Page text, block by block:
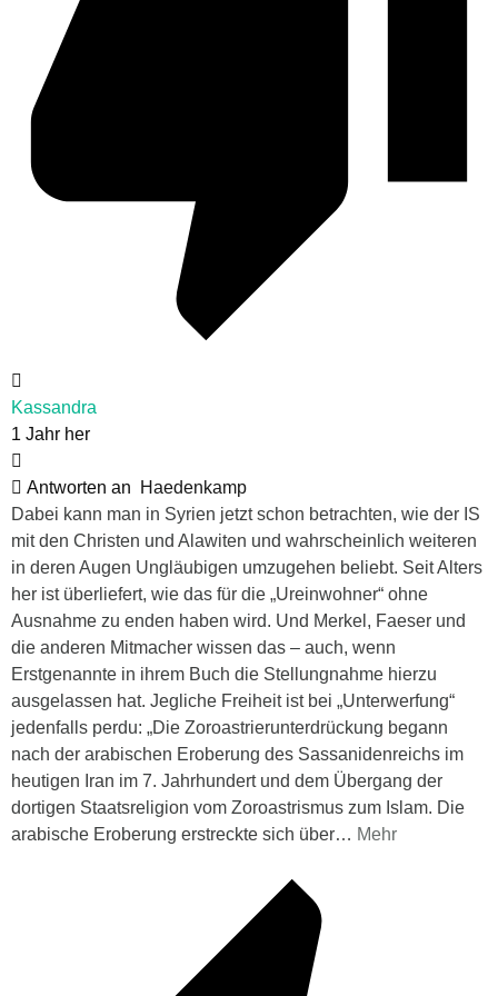
Kassandra
1 Jahr her
Antworten an
Haedenkamp
Dabei kann man in Syrien jetzt schon betrachten, wie der IS
mit den Christen und Alawiten und wahrscheinlich weiteren
in deren Augen Ungläubigen umzugehen beliebt. Seit Alters
her ist überliefert, wie das für die „Ureinwohner“ ohne
Ausnahme zu enden haben wird. Und Merkel, Faeser und
die anderen Mitmacher wissen das – auch, wenn
Erstgenannte in ihrem Buch die Stellungnahme hierzu
ausgelassen hat. Jegliche Freiheit ist bei „Unterwerfung“
jedenfalls perdu: „Die Zoroastrierunterdrückung begann
nach der arabischen Eroberung des Sassanidenreichs im
heutigen Iran im 7. Jahrhundert und dem Übergang der
dortigen Staatsreligion vom Zoroastrismus zum Islam. Die
arabische Eroberung erstreckte sich über… Mehr